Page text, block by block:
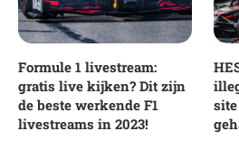
Formule 1 livestream:
gratis live kijken? Dit zijn
de beste werkende F1
livestreams in 2023!